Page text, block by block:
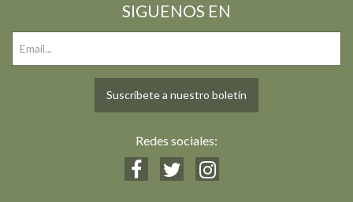
SIGUENOS EN
Suscríbete a nuestro boletín
Redes sociales: